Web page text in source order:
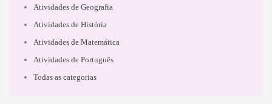
Atividades de Geografia
Atividades de História
Atividades de Matemática
Atividades de Português
Todas as categorias